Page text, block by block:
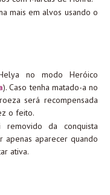
mais em alvos usando o
no modo Heróico
). Caso tenha matado-a no
será recompensada
o feito.
da conquista
apenas aparecer quando
ativa.